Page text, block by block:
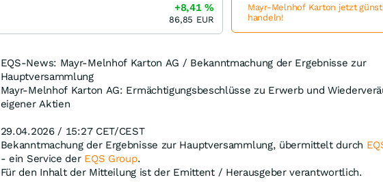
EQS-News: Mayr-Melnhof Karton AG / Bekanntmachung der Ergebnisse zur
Hauptversammlung
Mayr-Melnhof Karton AG: Ermächtigungsbeschlüsse zu Erwerb und
eigener Aktien
29.04.2026 / 15:27 CET/CEST
Bekanntmachung der Ergebnisse zur Hauptversammlung, übermittelt durch
- ein Service der EQS Group.
Für den Inhalt der Mitteilung ist der Emittent / Herausgeber verantwortlich.
+8,41%
86,85 EUR
Mayr-Melnhof Karton jetzt
handeln!